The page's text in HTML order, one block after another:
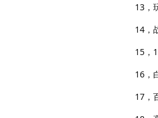
13，
14，
15，
16，
17，